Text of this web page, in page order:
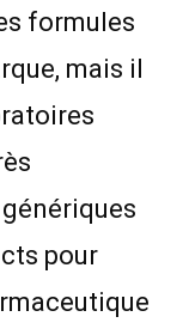
formules
mais il
pour